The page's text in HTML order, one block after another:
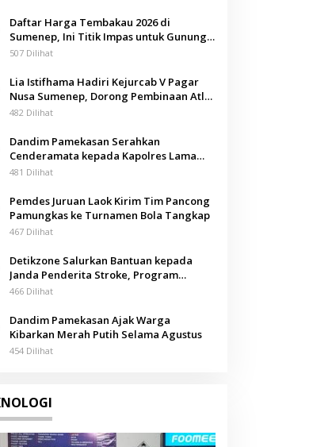
Daftar Harga Tembakau 2026 di
Sumenep, Ini Titik Impas untuk Gunung,
Tegal, dan Sawah
507 Dilihat
Lia Istifhama Hadiri Kejurcab V Pagar
Nusa Sumenep, Dorong Pembinaan Atlet
Berkarakter
482 Dilihat
Dandim Pamekasan Serahkan
Cenderamata kepada Kapolres Lama
pada Acara Kenal Pamit
481 Dilihat
Pemdes Juruan Laok Kirim Tim Pancong
Pamungkas ke Turnamen Bola Tangkap
467 Dilihat
Detikzone Salurkan Bantuan kepada
Janda Penderita Stroke, Program
Berbagi Masuki Hari ke-61
466 Dilihat
Dandim Pamekasan Ajak Warga
Kibarkan Merah Putih Selama Agustus
454 Dilihat